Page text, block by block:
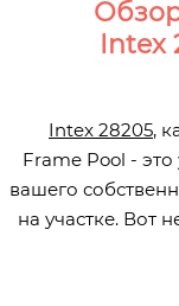
Intex
Intex 28205,
Frame Pool -
вашего
на участке. Вот